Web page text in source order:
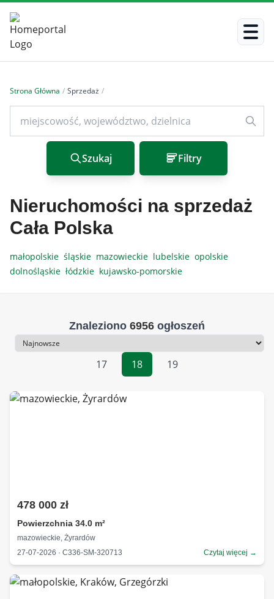
Strona Główna / Sprzedaż /
Szukaj Filtry
Nieruchomości na sprzedaż
Cała Polska
małopolskie śląskie mazowieckie lubelskie opolskie
dolnośląskie łódzkie kujawsko-pomorskie
Znaleziono 6956 ogłoszeń
Sortowanie
17
18 19
478 000 zł
Powierzchnia 34.0 m²
mazowieckie, Żyrardów
27-07-2026 · C336-SM-320713
Czytaj więcej →